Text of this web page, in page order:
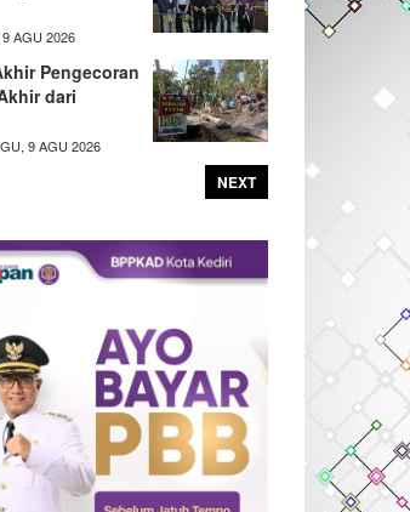
AGU 2026
Pengecoran
dari
9 AGU 2026
NEXT